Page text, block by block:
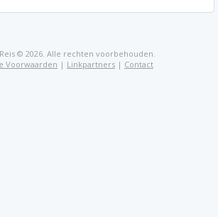
© 2026. Alle rechten voorbehouden.
Voorwaarden | Linkpartners | Contact